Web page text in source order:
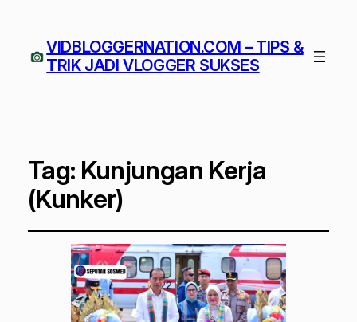
VIDBLOGGERNATION.COM – TIPS &
TRIK JADI VLOGGER SUKSES
Tag: Kunjungan Kerja
(Kunker)